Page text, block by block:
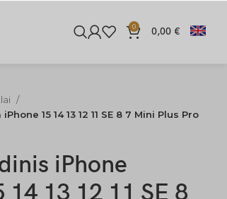
0 0,00 €
15 14 13 12 11 SE 8 7 Mini Plus Pro
iPhone
13 12 11 SE 8